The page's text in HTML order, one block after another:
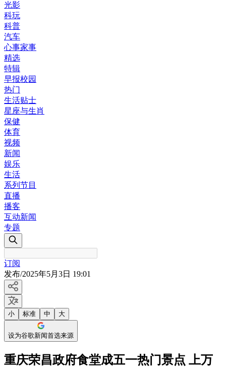
光影
科玩
科普
汽车
心事家事
精选
特辑
早报校园
热门
生活贴士
星座与生肖
保健
体育
视频
新闻
娱乐
生活
系列节目
直播
播客
互动新闻
专题
订阅
发布/2025年5月3日 19:01
小 标准 中 大
设为谷歌新闻首选来源
重庆荣昌政府食堂成五一热门景点 上万